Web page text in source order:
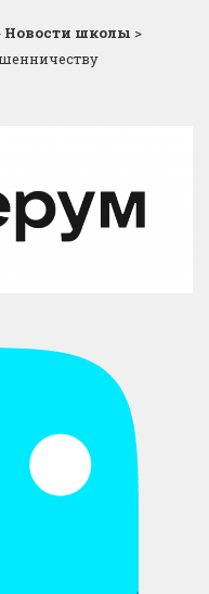
Новости школы >